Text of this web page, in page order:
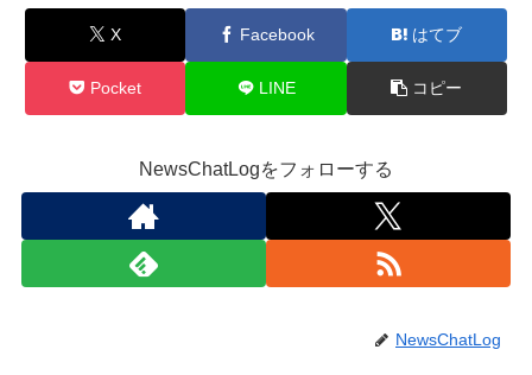
X Facebook はてブ
Pocket LINE コピー
NewsChatLogをフォローする
NewsChatLog